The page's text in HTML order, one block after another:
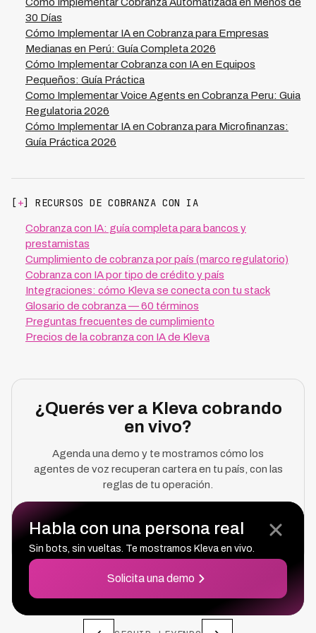
30 Días
Cómo Implementar IA en Cobranza para Empresas
Medianas en Perú: Guía Completa 2026
Cómo Implementar Cobranza con IA en Equipos
Pequeños: Guía Práctica
Como Implementar Voice Agents en Cobranza Peru: Guia
Regulatoria 2026
Cómo Implementar IA en Cobranza para Microfinanzas:
Guía Práctica 2026
[+] RECURSOS DE COBRANZA CON IA
Cobranza con IA: guía completa para bancos y
prestamistas
Cumplimiento de cobranza por país (marco regulatorio)
Cobranza con IA por tipo de crédito y país
Integraciones: cómo Kleva se conecta con tu stack
Glosario de cobranza — 60 términos
Preguntas frecuentes de cumplimiento
Precios de la cobranza con IA de Kleva
¿Querés ver a Kleva cobrando
en vivo?
Agenda una demo y te mostramos cómo los
agentes de voz recuperan cartera en tu país, con las
reglas de tu operación.
Solicita Una Demo
Habla con una persona real
Sin bots, sin vueltas. Te mostramos Kleva en vivo.
Solicita una demo